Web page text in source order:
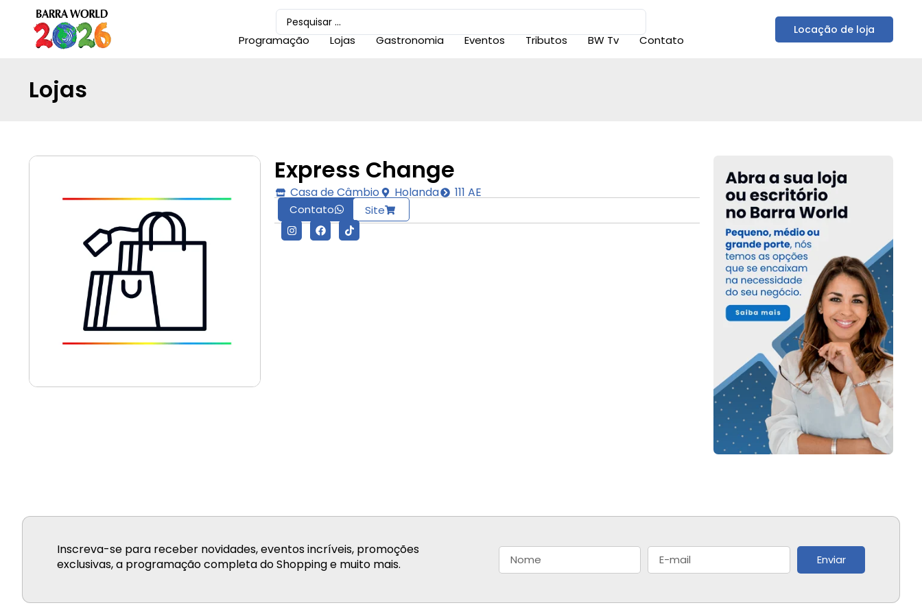
Programação Lojas Gastronomia Eventos Tributos BW Tv Contato
Locação de loja
Lojas
Casa de Câmbio Holanda 111 AE
Contato Site
Express Change
Inscreva-se para receber novidades, eventos incríveis, promoções
exclusivas, a programação completa do Shopping e muito mais.
Enviar